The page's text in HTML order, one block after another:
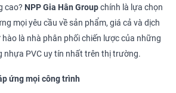
cao? NPP Gia Hân Groupchính là lựa chọn
mọi yêu cầu về sản phẩm, giá cả và dịch
là nhà phân phối chiến lược của những
nhựa PVC uy tín nhất trên thị trường.
ứng mọi công trình